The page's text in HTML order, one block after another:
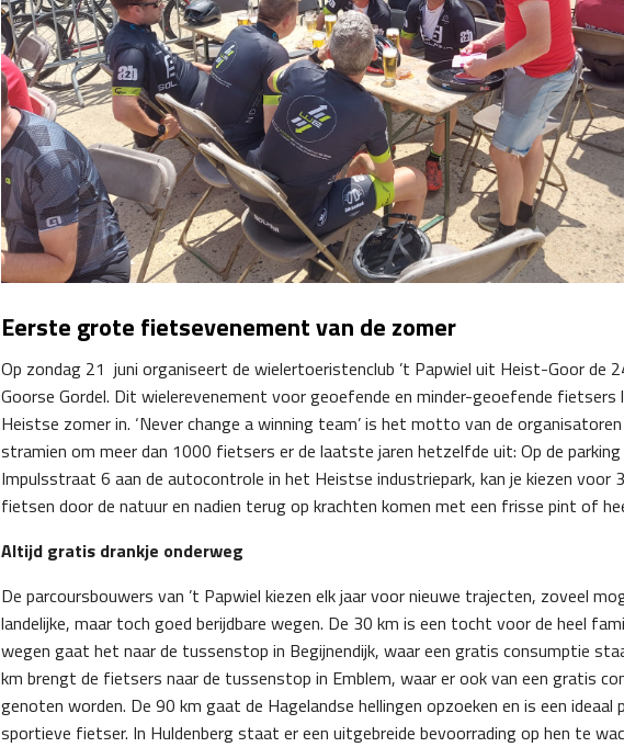
Eerste grote fietsevenement van de zomer
Op zondag 21 juni organiseert de wielertoeristenclub ’t Papwiel uit Heist-Goor de
Goorse Gordel. Dit wielerevenement voor geoefende en minder-geoefende
Heistse zomer in. ‘Never change a winning team’ is het motto van de
stramien om meer dan 1000 fietsers er de laatste jaren hetzelfde uit: Op de parking
Impulsstraat 6 aan de autocontrole in het Heistse industriepark, kan je kiezen voor
fietsen door de natuur en nadien terug op krachten komen met een frisse pint of
Altijd gratis drankje onderweg
De parcoursbouwers van ’t Papwiel kiezen elk jaar voor nieuwe trajecten, zoveel
landelijke, maar toch goed berijdbare wegen. De 30 km is een tocht voor de heel
wegen gaat het naar de tussenstop in Begijnendijk, waar een gratis consumptie
km brengt de fietsers naar de tussenstop in Emblem, waar er ook van een gratis
genoten worden. De 90 km gaat de Hagelandse hellingen opzoeken en is een ideaal
sportieve fietser. In Huldenberg staat er een uitgebreide bevoorrading op hen te